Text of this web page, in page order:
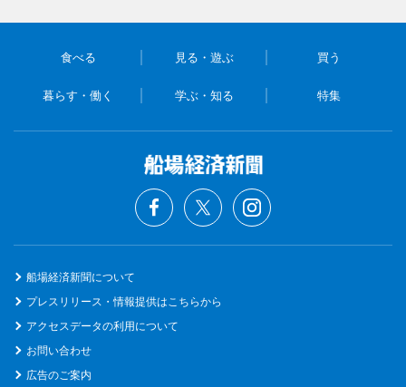
食べる 見る・遊ぶ 買う
暮らす・働く 学ぶ・知る 特集
船場経済新聞について
プレスリリース・情報提供はこちらから
アクセスデータの利用について
お問い合わせ
広告のご案内